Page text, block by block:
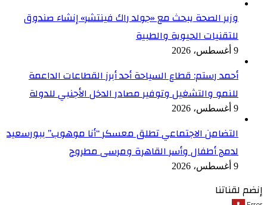
وزير الصحة يبحث مع «جولد راك فينتشر» إنشاء صندوق
للتقنيات الحيوية والطبية
9 أغسطس، 2026
أحمد رستم: قطاع السياحة أحد أبرز القطاعات الداعمة
للنمو والتشغيل وتوفير مصادر الدخل الأجنبي للدولة
9 أغسطس، 2026
التضامن الاجتماعي تطلق معسكر “أنا موهوب” ببورسعيد
لدمج أطفال وأسر القاهرة ومرسى مطروح
9 أغسطس، 2026
إنضم لقناتنا